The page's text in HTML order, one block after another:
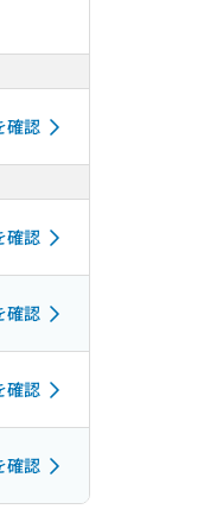
確認
確認
確認
確認
確認